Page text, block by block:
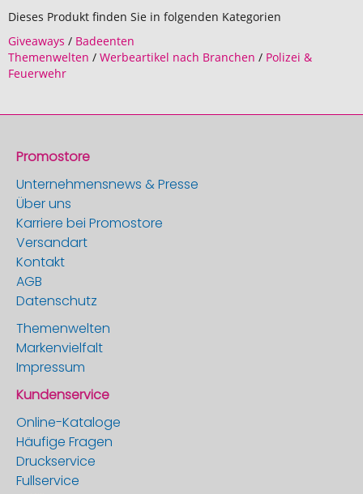
Dieses Produkt finden Sie in folgenden Kategorien
Giveaways / Badeenten
Themenwelten / Werbeartikel nach Branchen / Polizei &
Feuerwehr
Promostore
Unternehmensnews & Presse
Über uns
Karriere bei Promostore
Versandart
Kontakt
AGB
Datenschutz
Themenwelten
Markenvielfalt
Impressum
Kundenservice
Online-Kataloge
Häufige Fragen
Druckservice
Fullservice